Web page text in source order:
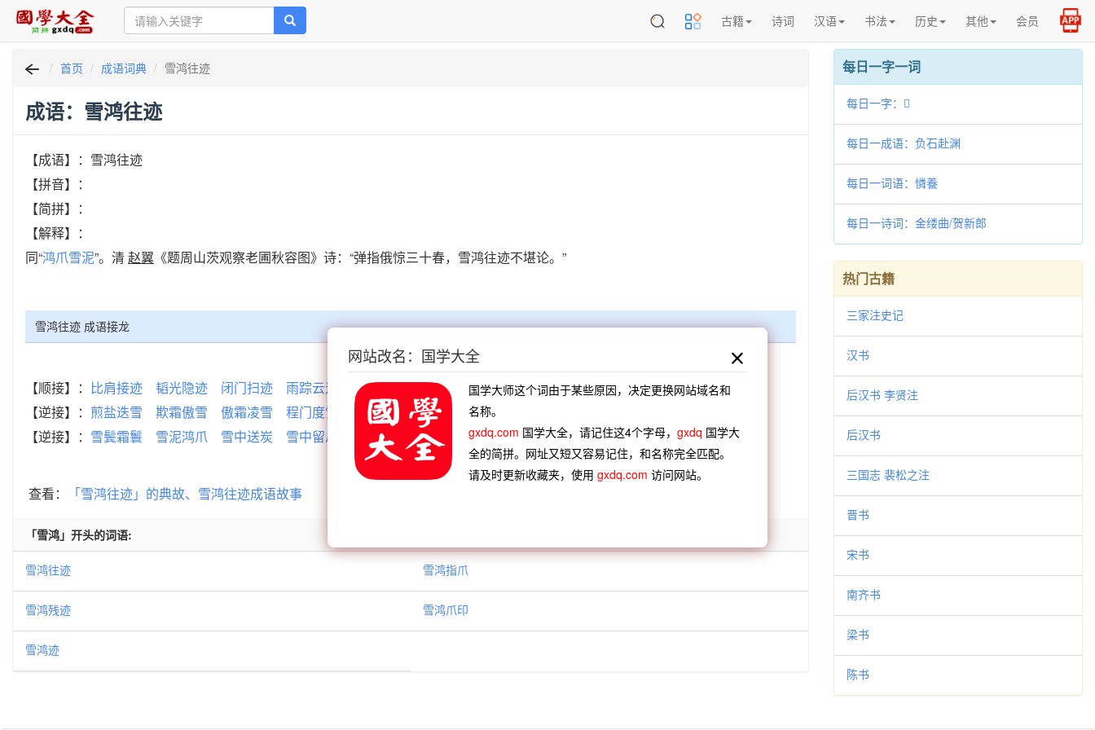
古籍 诗词 汉语 书法 历史 其他 会员
首页 成语词典 雪鸿往迹
成语：雪鸿往迹
【成语】：雪鸿往迹
【拼音】：
【简拼】：
【解释】：
同“鸿爪雪泥”。清赵翼 《题周山茨观察老圃秋容图》诗：“弹指俄惊三十春，雪鸿往迹不堪论。”
雪鸿往迹 成语接龙
【顺接】： 比肩接迹 韬光隐迹 闭门扫迹 雨踪云迹 韬神晦迹 廉蔺之迹 骈肩迭迹
韬光敛迹
【逆接】： 煎盐迭雪 欺霜傲雪 傲霜凌雪 程门度雪 洛川回雪 谢庭白雪 阳春白雪
【逆接】： 雪鬓霜鬟 雪泥鸿爪 雪中送炭 雪中留爪 雪灯萤火 雪宫风榭 雪舟乘兴 雪鬓霜毛
查看： 「雪鸿往迹」的典故、雪鸿往迹成语故事
「雪鸿」开头的词语:
雪鸿往迹 雪鸿指爪
雪鸿残迹 雪鸿爪印
雪鸿迹
每日一字一词
每日一字：𨇔
每日一成语：负石赴渊
每日一词语：憐養
每日一诗词：金缕曲/贺新郎
热门古籍
三家注史记
汉书
后汉书 李贤注
后汉书
三国志 裴松之注
晋书
宋书
南齐书
梁书
陈书
网站改名：国学大全
国学大师这个词由于某些原因，决定更换网站域名和
名称。
gxdq.com 国学大全，请记住这4个字母， gxdq 国学大
全的简拼。网址又短又容易记住，和名称完全匹配。
请及时更新收藏夹，使用 gxdq.com 访问网站。